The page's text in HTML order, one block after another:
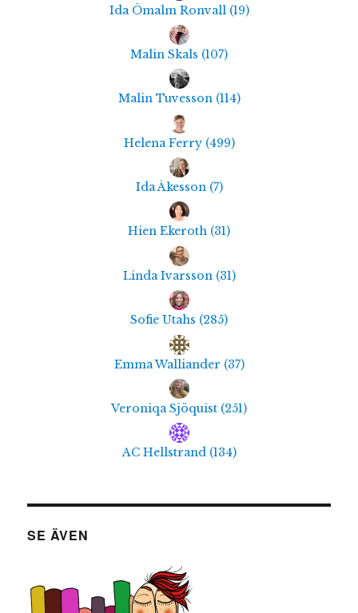
Ida Ömalm Ronvall (19)
Malin Skals (107)
Malin Tuvesson (114)
Helena Ferry (499)
Ida Åkesson (7)
Hien Ekeroth (31)
Linda Ivarsson (31)
Sofie Utahs (285)
Emma Walliander (37)
Veroniqa Sjöquist (251)
AC Hellstrand (134)
SE ÄVEN